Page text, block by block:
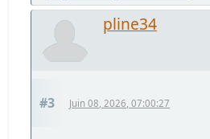
pline34
#3 Juin 08, 2026, 07:00:27